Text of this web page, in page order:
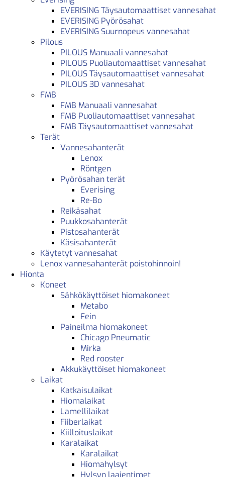
EVERISING Täysautomaattiset vannesahat
EVERISING Pyörösahat
EVERISING Suurnopeus vannesahat
Pilous
PILOUS Manuaali vannesahat
PILOUS Puoliautomaattiset vannesahat
PILOUS Täysautomaattiset vannesahat
PILOUS 3D vannesahat
FMB
FMB Manuaali vannesahat
FMB Puoliautomaattiset vannesahat
FMB Täysautomaattiset vannesahat
Terät
Vannesahanterät
Lenox
Röntgen
Pyörösahan terät
Everising
Re-Bo
Reikäsahat
Puukkosahanterät
Pistosahanterät
Käsisahanterät
Käytetyt vannesahat
Lenox vannesahanterät poistohinnoin!
Hionta
Koneet
Sähkökäyttöiset hiomakoneet
Metabo
Fein
Paineilma hiomakoneet
Chicago Pneumatic
Mirka
Red rooster
Akkukäyttöiset hiomakoneet
Laikat
Katkaisulaikat
Hiomalaikat
Lamellilaikat
Fiiberlaikat
Kiilloituslaikat
Karalaikat
Karalaikat
Hiomahylsyt
Hylsyn laajentimet